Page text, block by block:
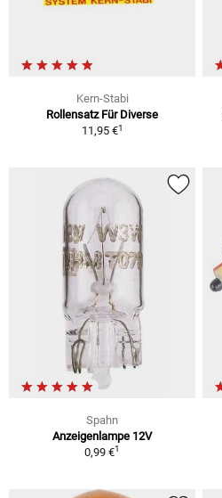
Kern-Stabi
Rollensatz Für Diverse
11,95 €1
Spahn
Anzeigenlampe 12V
0,99 €1